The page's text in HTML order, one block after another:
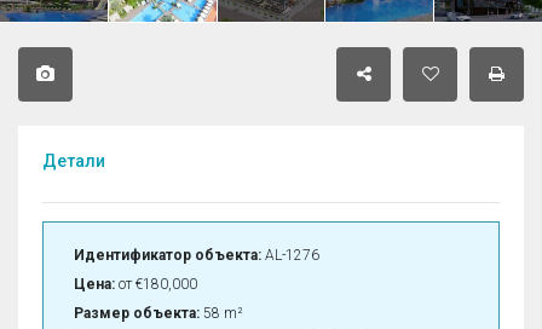
Детали
Идентификатор объекта: AL-1276
Цена: от€180,000
Размер объекта: 58 m²